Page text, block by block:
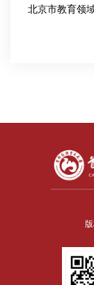
北京市教育领